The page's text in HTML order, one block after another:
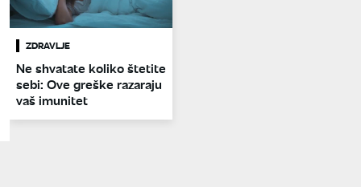
ZDRAVLJE
Ne shvatate koliko štetite
sebi: Ove greške razaraju
vaš imunitet